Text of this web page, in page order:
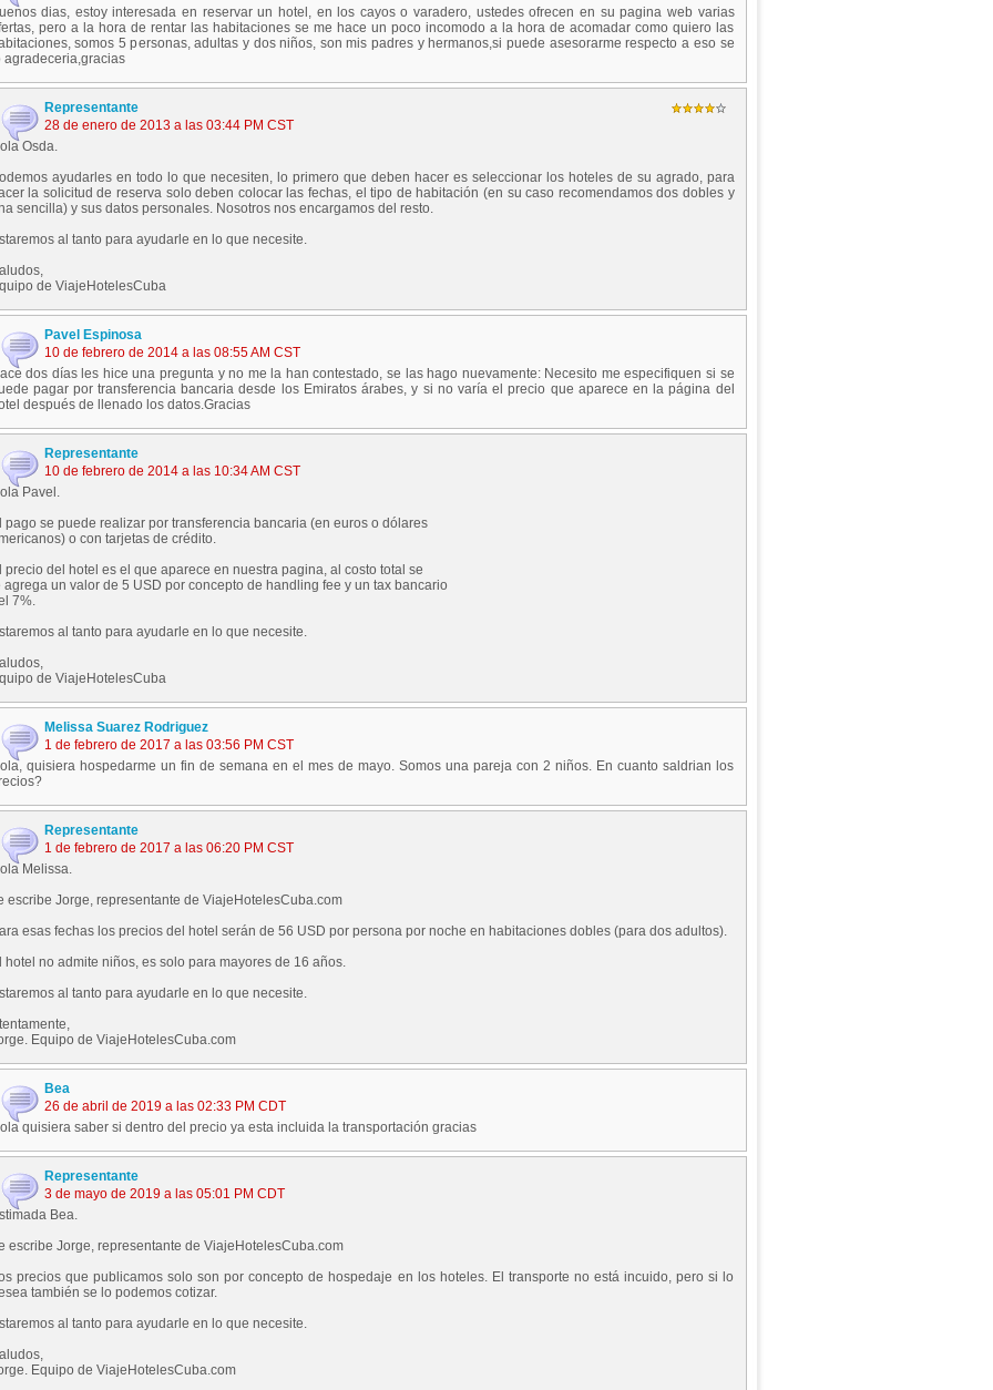
dias, estoy interesada en reservar un hotel, en los cayos o varadero, ustedes ofrecen en su pagina web varias
pero a la hora de rentar las habitaciones se me hace un poco incomodo a la hora de acomadar como quiero las
somos 5 personas, adultas y dos niños, son mis padres y hermanos,si puede asesorarme respecto a eso se
agradeceria,gracias
Representante
28 de enero de 2013 a las 03:44 PM CST
Osda.
ayudarles en todo lo que necesiten, lo primero que deben hacer es seleccionar los hoteles de su agrado, para
la solicitud de reserva solo deben colocar las fechas, el tipo de habitación (en su caso recomendamos dos dobles y
sencilla) y sus datos personales. Nosotros nos encargamos del resto.
al tanto para ayudarle en lo que necesite.
de ViajeHotelesCuba
Pavel Espinosa
10 de febrero de 2014 a las 08:55 AM CST
dos días les hice una pregunta y no me la han contestado, se las hago nuevamente: Necesito me especifiquen si se
pagar por transferencia bancaria desde los Emiratos árabes, y si no varía el precio que aparece en la página del
después de llenado los datos.Gracias
Representante
10 de febrero de 2014 a las 10:34 AM CST
Pavel.
pago se puede realizar por transferencia bancaria (en euros o dólares
o con tarjetas de crédito.
precio del hotel es el que aparece en nuestra pagina, al costo total se
agrega un valor de 5 USD por concepto de handling fee y un tax bancario
7%.
al tanto para ayudarle en lo que necesite.
de ViajeHotelesCuba
Melissa Suarez Rodriguez
1 de febrero de 2017 a las 03:56 PM CST
quisiera hospedarme un fin de semana en el mes de mayo. Somos una pareja con 2 niños. En cuanto saldrian los
Representante
1 de febrero de 2017 a las 06:20 PM CST
Melissa.
escribe Jorge, representante de ViajeHotelesCuba.com
esas fechas los precios del hotel serán de 56 USD por persona por noche en habitaciones dobles (para dos adultos).
hotel no admite niños, es solo para mayores de 16 años.
al tanto para ayudarle en lo que necesite.
Equipo de ViajeHotelesCuba.com
Bea
26 de abril de 2019 a las 02:33 PM CDT
quisiera saber si dentro del precio ya esta incluida la transportación gracias
Representante
3 de mayo de 2019 a las 05:01 PM CDT
Bea.
escribe Jorge, representante de ViajeHotelesCuba.com
precios que publicamos solo son por concepto de hospedaje en los hoteles. El transporte no está incuido, pero si lo
también se lo podemos cotizar.
al tanto para ayudarle en lo que necesite.
Equipo de ViajeHotelesCuba.com